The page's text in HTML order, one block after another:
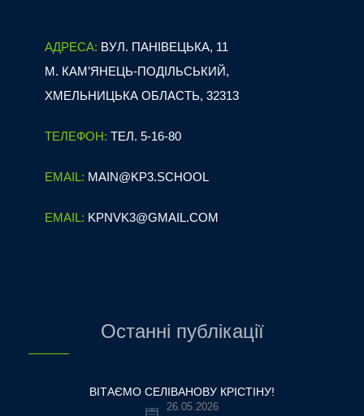
АДРЕСА: ВУЛ. ПАНІВЕЦЬКА, 11
М. КАМ’ЯНЕЦЬ-ПОДІЛЬСЬКИЙ,
ХМЕЛЬНИЦЬКА ОБЛАСТЬ, 32313
ТЕЛЕФОН: ТЕЛ. 5-16-80
EMAIL: MAIN@KP3.SCHOOL
EMAIL: KPNVK3@GMAIL.COM
Останні публікації
ВІТАЄМО СЕЛІВАНОВУ КРІСТІНУ!
26.05.2026